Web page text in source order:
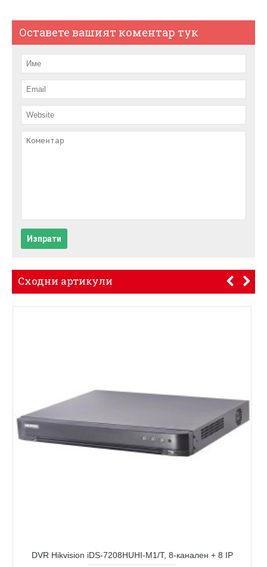
Оставете вашият коментар тук
Изпрати
Сходни артикули
DVR Hikvision iDS-7208HUHI-M1/T, 8-канален + 8 IP